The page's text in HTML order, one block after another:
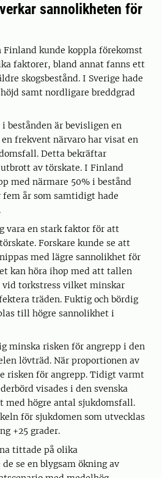
sannolikheten för
Finland kunde koppla förekomst
faktorer, bland annat fanns ett
skogsbestånd. I Sverige hade
samt nordligare breddgrad
bestånden är bevisligen en
frekvent närvaro har visat en
Detta bekräftar
av törskate. I Finland
med närmare 50% i bestånd
år som samtidigt hade
vara en stark faktor för att
Forskare kunde se att
med lägre sannolikhet för
kan höra ihop med att tallen
vid torkstress vilket minskar
träden. Fuktig och bördig
till högre sannolikhet i
minska risken för angrepp i den
lövträd. När proportionen av
risken för angrepp. Tidigt varmt
visades i den svenska
med högre antal sjukdomsfall.
för sjukdomen som utvecklas
+25 grader.
tittade på olika
se en blygsam ökning av